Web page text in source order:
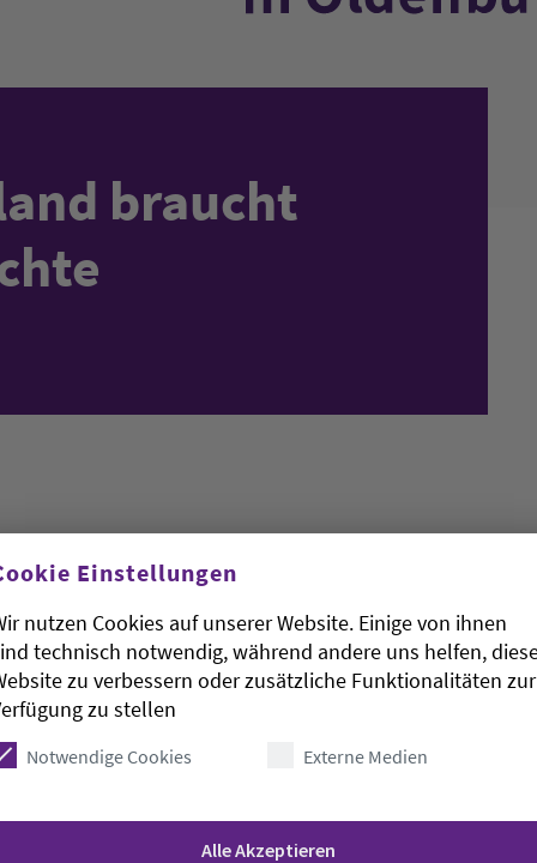
braucht
barrierearmen Umbaus von Wohnungen muss
massiv ausgeweitet werden. Im Auftrag des
(BDB) hatte das Pestel-Institut mit Sitz in
die Ergebnisse am Montag in München
rund 24 Millionen Menschen zur Altersgruppe
als heute. «Für diese Menschen gibt es viel zu
Hölker, Geschäftsführer des BDB.
Einstellungen
nutzen Cookies auf unserer Website. Einige von ihnen
technisch notwendig, während andere uns helfen,
zu verbessern oder zusätzliche Funktionalitäten zur
zu stellen
Notwendige Cookies Externe Medien
Alle Akzeptieren